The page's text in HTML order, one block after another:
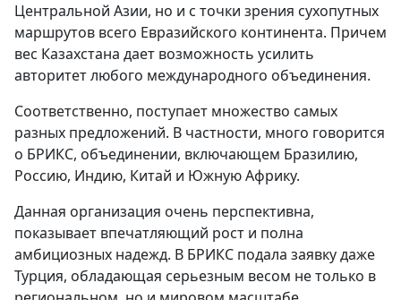
Центральной Азии, но и с точки зрения сухопутных
маршрутов всего Евразийского континента. Причем
вес Казахстана дает возможность усилить
авторитет любого международного объединения.
Соответственно, поступает множество самых
разных предложений. В частности, много говорится
о БРИКС, объединении, включающем Бразилию,
Россию, Индию, Китай и Южную Африку.
Данная организация очень перспективна,
показывает впечатляющий рост и полна
амбициозных надежд. В БРИКС подала заявку даже
Турция, обладающая серьезным весом не только в